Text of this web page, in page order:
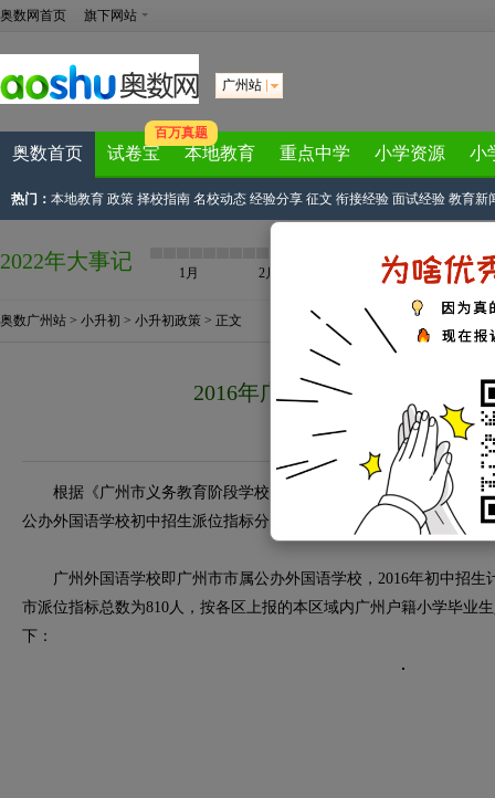
奥数网首页 旗下网站
广州站
奥数首页 试卷宝
百万真题
本地教育 重点中学 小学资源 小
热门： 本地教育 政策 择校指南 名校动态 经验分享 征文 衔接经验 面试经验 教育新
2022年大事记 1月 2月 4月
奥数广州站 > 小升初 > 小升初政策 > 正文
2016年广州市属公办外国语小
来源：广州奥数网 2016-05-18
根据《广州市义务教育阶段学校招生工作指导意见》（穗教发〔
公办外国语学校初中招生派位指标分配情况公告如下：
广州外国语学校即广州市市属公办外国语学校，2016年初中招生
市派位指标总数为810人，按各区上报的本区域内广州户籍小学毕业
下：